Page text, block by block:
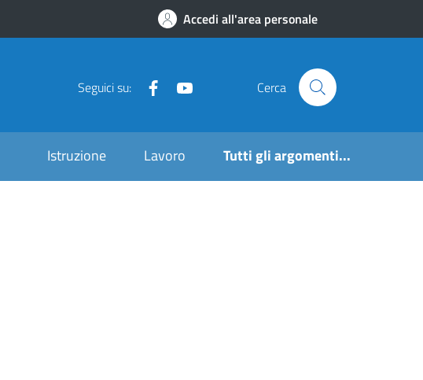
Accedi all'area personale
Seguici su: Cerca
Istruzione Lavoro Tutti gli argomenti...